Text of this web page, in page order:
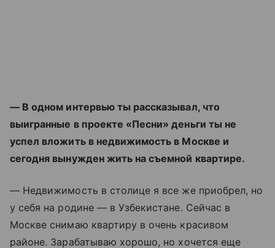
— В одном интервью ты рассказывал, что
выигранные в проекте «Песни» деньги ты не
успел вложить в недвижимость в Москве и
сегодня вынужден жить на съемной квартире.
— Недвижимость в столице я все же приобрел, но
у себя на родине — в Узбекистане. Сейчас в
Москве снимаю квартиру в очень красивом
районе. Зарабатываю хорошо, но хочется еще